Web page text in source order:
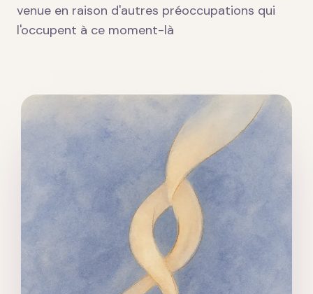
venue en raison d'autres préoccupations qui
l'occupent à ce moment-là